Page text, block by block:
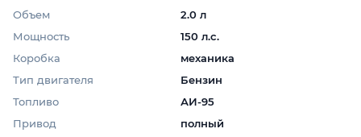
Объем
2.0 л
Мощность
150 л.с.
Коробка
механика
Тип двигателя
Бензин
Топливо
АИ-95
Привод
полный